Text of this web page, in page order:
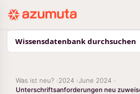
Wissensdatenbank durchsuchen
Was ist neu? 2024 June 2024
Unterschriftsanforderungen neu